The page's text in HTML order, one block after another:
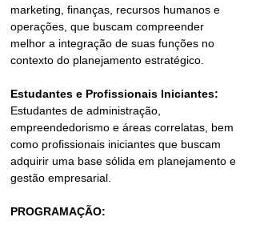
marketing, finanças, recursos humanos e
operações, que buscam compreender
melhor a integração de suas funções no
contexto do planejamento estratégico.
Estudantes e Profissionais Iniciantes:
Estudantes de administração,
empreendedorismo e áreas correlatas, bem
como profissionais iniciantes que buscam
adquirir uma base sólida em planejamento e
gestão empresarial.
PROGRAMAÇÃO: